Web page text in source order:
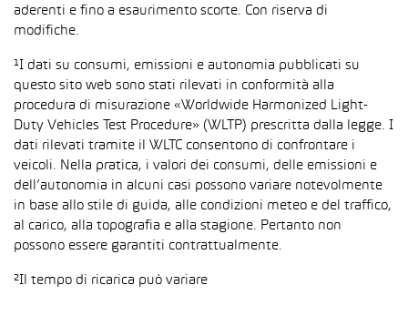
aderenti e fino a esaurimento scorte. Con riserva di
modifiche.
¹I dati su consumi, emissioni e autonomia pubblicati su
questo sito web sono stati rilevati in conformità alla
procedura di misurazione «Worldwide Harmonized Light-
Duty Vehicles Test Procedure» (WLTP) prescritta dalla legge. I
dati rilevati tramite il WLTC consentono di confrontare i
veicoli. Nella pratica, i valori dei consumi, delle emissioni e
dell’autonomia in alcuni casi possono variare notevolmente
in base allo stile di guida, alle condizioni meteo e del traffico,
al carico, alla topografia e alla stagione. Pertanto non
possono essere garantiti contrattualmente.
²Il tempo di ricarica può variare